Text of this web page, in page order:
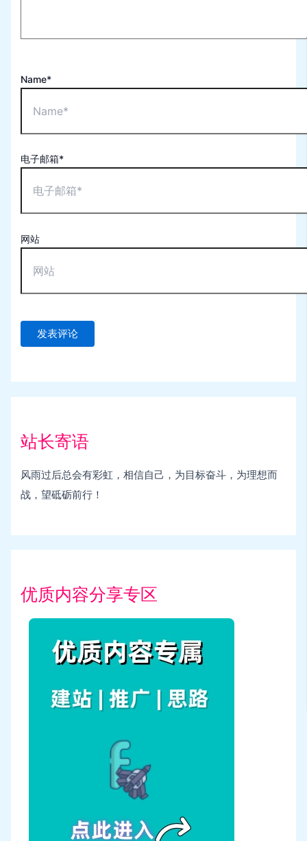
Name*
电子邮箱*
网站
站长寄语
风雨过后总会有彩虹，相信自己，为目标奋斗，为理想而
战，望砥砺前行！
优质内容分享专区